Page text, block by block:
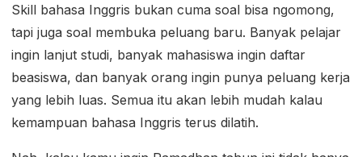
Skill bahasa Inggris bukan cuma soal bisa ngomong,
tapi juga soal membuka peluang baru. Banyak pelajar
ingin lanjut studi, banyak mahasiswa ingin daftar
beasiswa, dan banyak orang ingin punya peluang kerja
yang lebih luas. Semua itu akan lebih mudah kalau
kemampuan bahasa Inggris terus dilatih.